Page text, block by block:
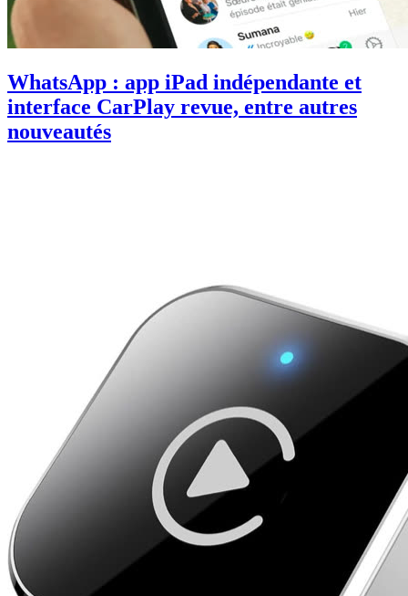
WhatsApp : app iPad indépendante et
interface CarPlay revue, entre autres
nouveautés